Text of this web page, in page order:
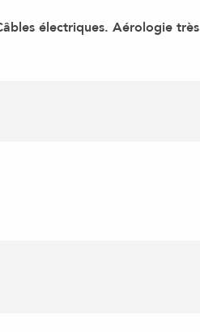
électriques. Aérologie très